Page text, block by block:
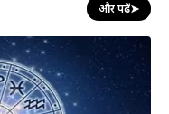
और पढ़ें➤